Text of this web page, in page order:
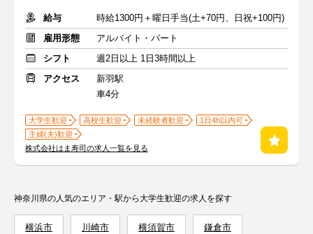
給与
時給1300円＋曜日手当(土+70円、日祝+100円)
雇用形態
アルバイト・パート
シフト
週2日以上 1日3時間以上
アクセス
新羽駅
車4分
大学生歓迎 高校生歓迎 未経験者歓迎
1日4h以内可
主婦(夫)歓迎
株式会社はま寿司の求人一覧を見る
神奈川県の人気のエリア・駅から大学生歓迎の求人を探す
横浜市 川崎市 横須賀市 鎌倉市